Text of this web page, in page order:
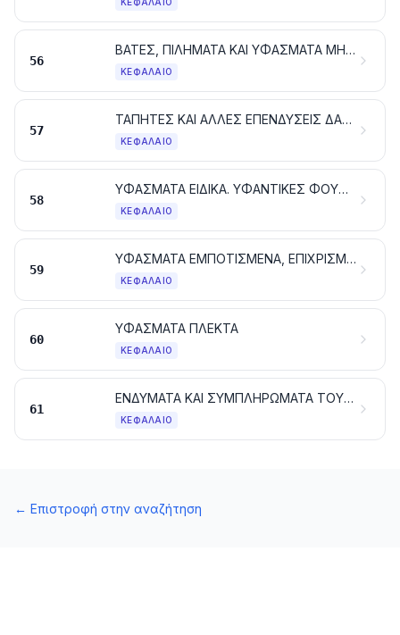
56
ΒΑΤΕΣ, ΠΙΛΗΜΑΤΑ ΚΑΙ ΥΦΑΣΜΑΤΑ ΜΗ ΥΦΑΣΜΕΝΑ. ΝΗΜΑΤΑ ΕΙΔΙΚΑ. ΣΠΑΓΚΟΙ, ΣΧΟΙΝΙΑ ΚΑΙ ΧΟΝΤΡΑ ΣΧΟΙΝΙΑ. ΕΙΔΗ ΣΧΟΙΝΟΠΟΙΙΑΣ
ΚΕΦΆΛΑΙΟ
57
ΤΑΠΗΤΕΣ ΚΑΙ ΑΛΛΕΣ ΕΠΕΝΔΥΣΕΙΣ ΔΑΠΕΔΟΥ ΑΠΟ ΥΦΑΝΤΙΚΕΣ ΥΛΕΣ
ΚΕΦΆΛΑΙΟ
58
ΥΦΑΣΜΑΤΑ ΕΙΔΙΚΑ. ΥΦΑΝΤΙΚΕΣ ΦΟΥΝΤΩΤΕΣ ΕΠΙΦΑΝΕΙΕΣ. ΔΑΝΤΕΛΕΣ. ΕΙΔΗ ΕΠΙΣΤΡΩΣΗΣ. ΕΙΔΗ ΤΑΙΝΙΟΠΛΕΚΤΙΚΗΣ. ΚΕΝΤΗΜΑΤΑ
ΚΕΦΆΛΑΙΟ
59
ΥΦΑΣΜΑΤΑ ΕΜΠΟΤΙΣΜΕΝΑ, ΕΠΙΧΡΙΣΜΕΝΑ, ΕΠΙΚΑΛΥΜΜΕΝΑ Ή ΜΕ ΑΠΑΝΩΤΕΣ ΣΤΡΩΣΕΙΣ. ΕΙΔΗ ΓΙΑ ΤΕΧΝΙΚΕΣ ΧΡΗΣΕΙΣ ΑΠΟ ΥΦΑΝΤΙΚΕΣ ΥΛΕΣ
ΚΕΦΆΛΑΙΟ
60
ΥΦΑΣΜΑΤΑ ΠΛΕΚΤΑ
ΚΕΦΆΛΑΙΟ
61
ΕΝΔΥΜΑΤΑ ΚΑΙ ΣΥΜΠΛΗΡΩΜΑΤΑ ΤΟΥ ΕΝΔΥΜΑΤΟΣ, ΠΛΕΚΤΑ
ΚΕΦΆΛΑΙΟ
← Επιστροφή στην αναζήτηση